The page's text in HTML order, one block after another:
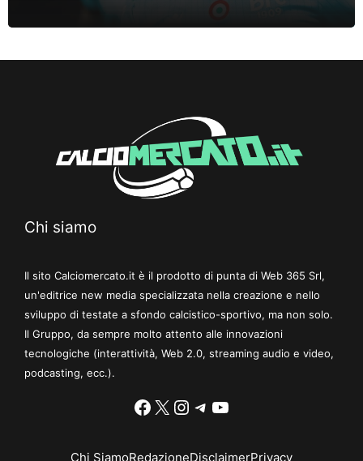
Chi siamo
Il sito Calciomercato.it è il prodotto di punta di Web 365 Srl,
un'editrice new media specializzata nella creazione e nello
sviluppo di testate a sfondo calcistico-sportivo, ma non solo.
Il Gruppo, da sempre molto attento alle innovazioni
tecnologiche (interattività, Web 2.0, streaming audio e video,
podcasting, ecc.).
Facebook
X Instagram
Telegram
YouTube
Chi SiamoRedazioneDisclaimerPrivacy